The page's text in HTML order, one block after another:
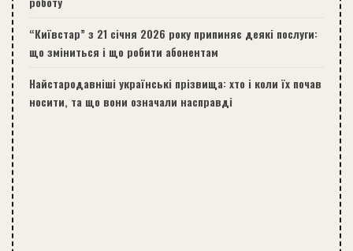
“Київстар” з 21 січня 2026 року припиняє деякі послуги:
що зміниться і що робити абонентам
Найстародавніші українські прізвища: хто і коли їх почав
носити, та що вони означали насправді